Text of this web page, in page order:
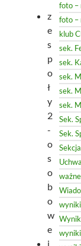
z
e
s
p
o
ł
y
2
-
o
s
o
b
o
w
e
i
foto –
foto –
klub
sek.
sek.
sek.
sek.
sek.
Sek.
Sek.